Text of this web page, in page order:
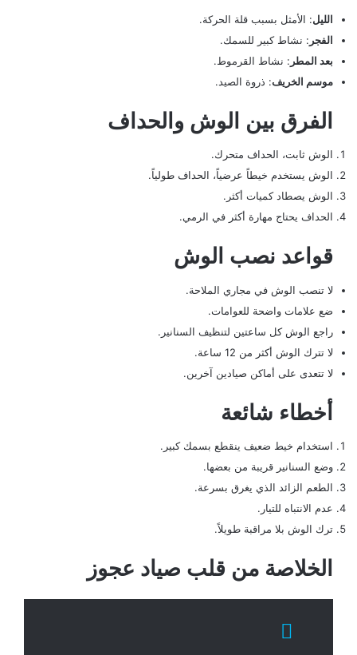
الليل: الأمثل بسبب قلة الحركة.
الفجر : نشاط كبير للسمك.
بعد المطر : نشاط القرموط.
موسم الخريف: ذروة الصيد.
الفرق بين الوش والحداف
الوش ثابت، الحداف متحرك.
الوش يستخدم خيطاً عرضياً، الحداف طولياً.
الوش يصطاد كميات أكثر.
الحداف يحتاج مهارة أكثر في الرمي.
قواعد نصب الوش
لا تنصب الوش في مجاري الملاحة.
ضع علامات واضحة للعوامات.
راجع الوش كل ساعتين لتنظيف السنانير.
لا تترك الوش أكثر من 12 ساعة.
لا تتعدى على أماكن صيادين آخرين.
أخطاء شائعة
استخدام خيط ضعيف ينقطع بسمك كبير.
وضع السنانير قريبة من بعضها.
الطعم الزائد الذي يغرق بسرعة.
عدم الانتباه للتيار.
ترك الوش بلا مراقبة طويلاً.
الخلاصة من قلب صياد عجوز